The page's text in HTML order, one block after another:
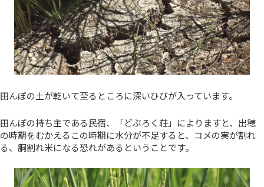
田んぼの土が乾いて至るところに深いひびが入っています。
田んぼの持ち主である民宿、「どぶろく荘」によりますと、出穂
の時期をむかえるこの時期に水分が不足すると、コメの実が割れ
る、胴割れ米になる恐れがあるということです。